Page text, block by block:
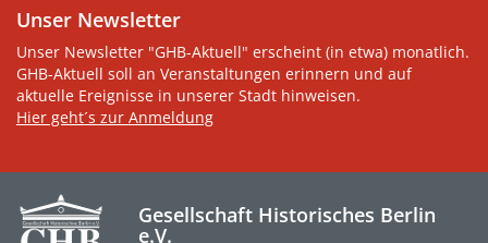
Unser Newsletter
Unser Newsletter "GHB-Aktuell" erscheint (in etwa) monatlich.
GHB-Aktuell soll an Veranstaltungen erinnern und auf
aktuelle Ereignisse in unserer Stadt hinweisen.
Hier geht´s zur Anmeldung
Gesellschaft Historisches Berlin
e.V.